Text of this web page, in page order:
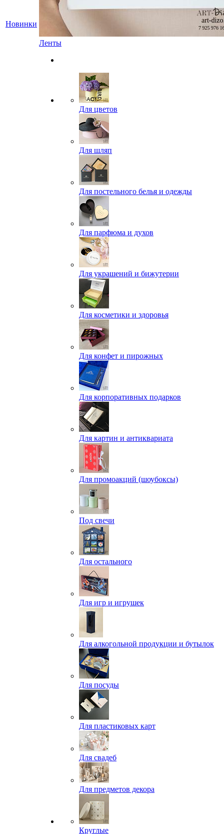
Новинки
Ленты
Для цветов
Для шляп
Для постельного белья и одежды
Для парфюма и духов
Для украшений и бижутерии
Для косметики и здоровья
Для конфет и пирожных
Для корпоративных подарков
Для картин и антиквариата
Для промоакций (шоубоксы)
Под свечи
Для остального
Для игр и игрушек
Для алкогольной продукции и бутылок
Для посуды
Для пластиковых карт
Для свадеб
Для предметов декора
Круглые